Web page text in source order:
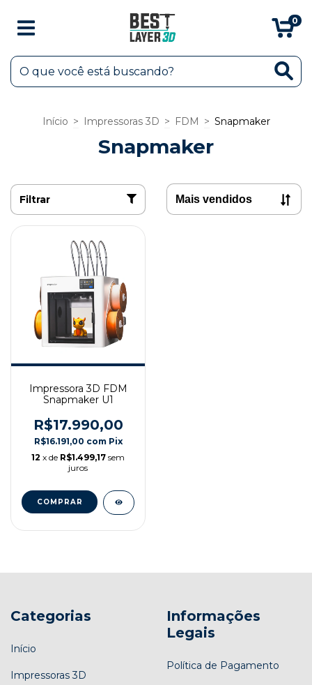
0
Início > Impressoras 3D > FDM > Snapmaker
Snapmaker
Filtrar
Impressora 3D FDM
Snapmaker U1
R$17.990,00
R$16.191,00 com Pix
12 x de R$1.499,17 sem
juros
Categorias
Início
Impressoras 3D
Informações
Legais
Política de Pagamento